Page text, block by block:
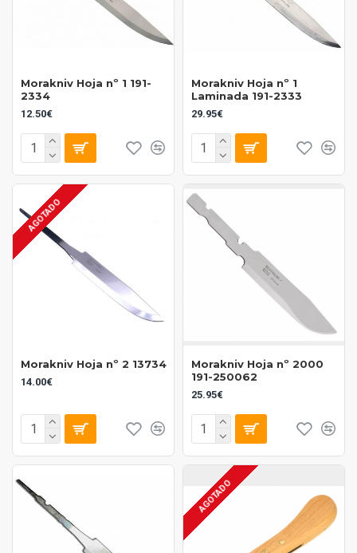
Morakniv Hoja nº 1 191-
2334
12.50€
Morakniv Hoja nº 1
Laminada 191-2333
29.95€
AGOTADO
Morakniv Hoja nº 2 13734
14.00€
Morakniv Hoja nº 2000
191-250062
25.95€
AGOTADO